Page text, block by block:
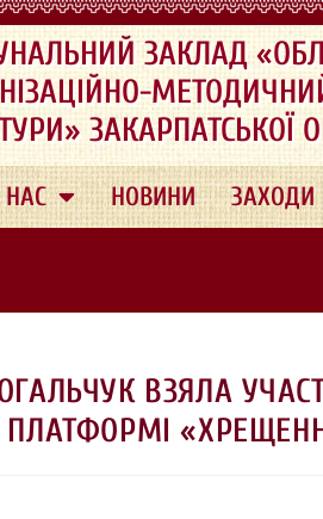
ЗАКЛАД
ЗАКАРПАТСЬКОЇ
НОВИНИ ЗАХОДИ
ВЗЯЛА
ПЛАТФОРМІ